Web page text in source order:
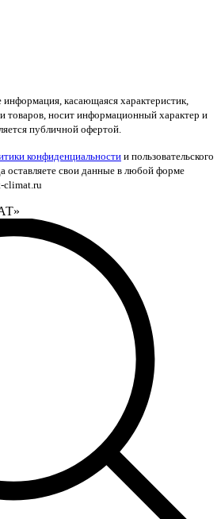
информация, касающаяся характеристик,
товаров, носит информационный характер и
публичной офертой.
конфиденциальности и пользовательского
оставляете свои данные в любой форме
climat.ru